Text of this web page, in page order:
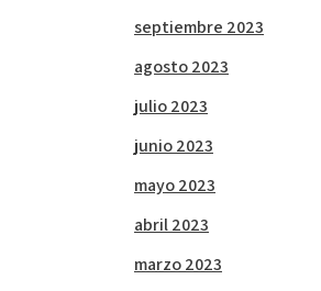
septiembre 2023
agosto 2023
julio 2023
junio 2023
mayo 2023
abril 2023
marzo 2023